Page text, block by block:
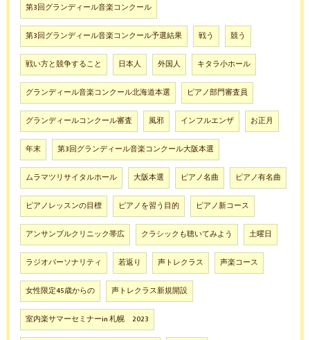
第3回グランディール音楽コンクール
第3回グランディール音楽コンクール予選結果 戦う 競う
戦い方と競争すること 日本人 外国人 キタラ小ホール
グランディール音楽コンクール北海道本選 ピアノ部門審査員
グランディールコンクール審査 風邪 インフルエンザ お正月
年末 第3回グランディール音楽コンクール大阪本選
ムラマツリサイタルホール 大阪本選 ピアノ名曲 ピアノ有名曲
ピアノレッスンの目標 ピアノを習う目的 ピアノ新コース
アンサンブルクリニック帯広 クラシックも聴いてみよう 土曜日
ラジオパーソナリティ 若返り 声トレクラス 声楽コース
女性限定45歳からの 声トレクラス新規開設
室内楽サマーセミナーin 札幌 2023